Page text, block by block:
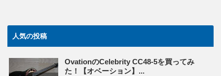
人気の投稿
OvationのCelebrity CC48-5を買ってみ
た！【オベーション】...